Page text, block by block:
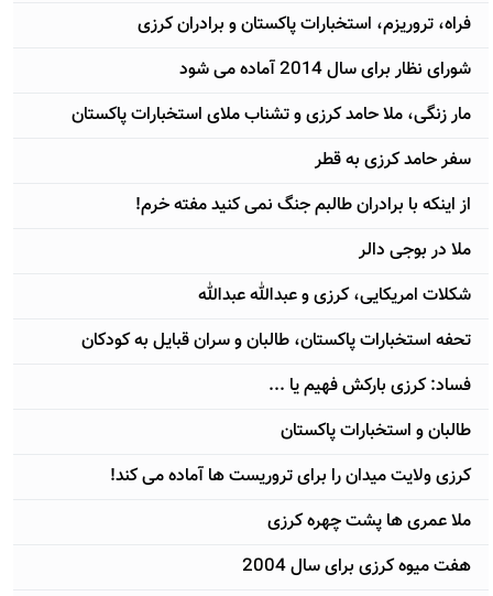
فراه، تروریزم، استخبارات پاکستان و برادران کرزی
شورای نظار برای سال 2014 آماده می شود
مار زنگی، ملا حامد کرزی و تشناب ملای استخبارات پاکستان
سفر حامد کرزی به قطر
از اینکه با برادران طالبم جنگ نمی کنید مفته خرم!
ملا در بوجی دالر
شکلات امریکایی، کرزی و عبدالله عبدالله
تحفه استخبارات پاکستان، طالبان و سران قبایل به کودکان
فساد: کرزی بارکش فهیم یا ...
طالبان و استخبارات پاکستان
کرزی ولایت میدان را برای تروریست ها آماده می کند!
ملا عمری ها پشت چهره کرزی
هفت میوه کرزی برای سال 2004